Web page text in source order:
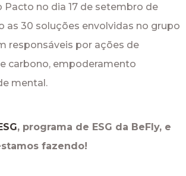
Pacto no dia 17 de setembro de
as 30 soluções envolvidas no grupo
responsáveis por ações de
carbono, empoderamento
mental.
, programa de ESG da BeFly, e
fazendo!